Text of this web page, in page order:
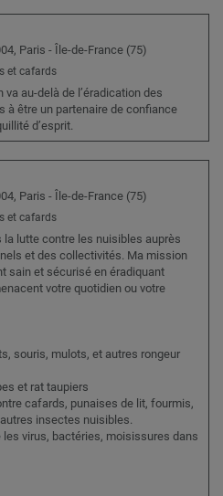
Paris - Île-de-France (75)
et cafards
au-delà de l’éradication des
à être un partenaire de confiance
d’esprit.
Paris - Île-de-France (75)
et cafards
lutte contre les nuisibles auprès
et des collectivités. Ma mission
sain et sécurisé en éradiquant
votre quotidien ou votre
souris, mulots, et autres rongeur
et rat taupiers
cafards, punaises de lit, fourmis,
insectes nuisibles.
virus, bactéries, moisissures dans